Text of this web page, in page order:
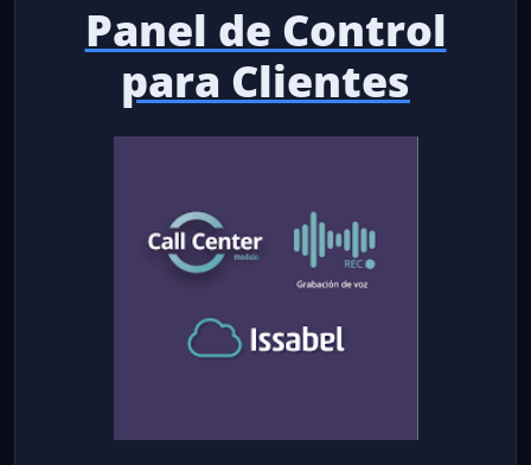
Panel de Control
para Clientes